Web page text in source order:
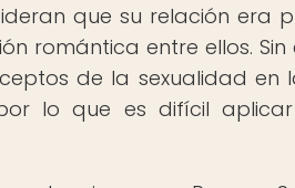
que su relación era
romántica entre ellos.
de la sexualidad en
lo que es difícil